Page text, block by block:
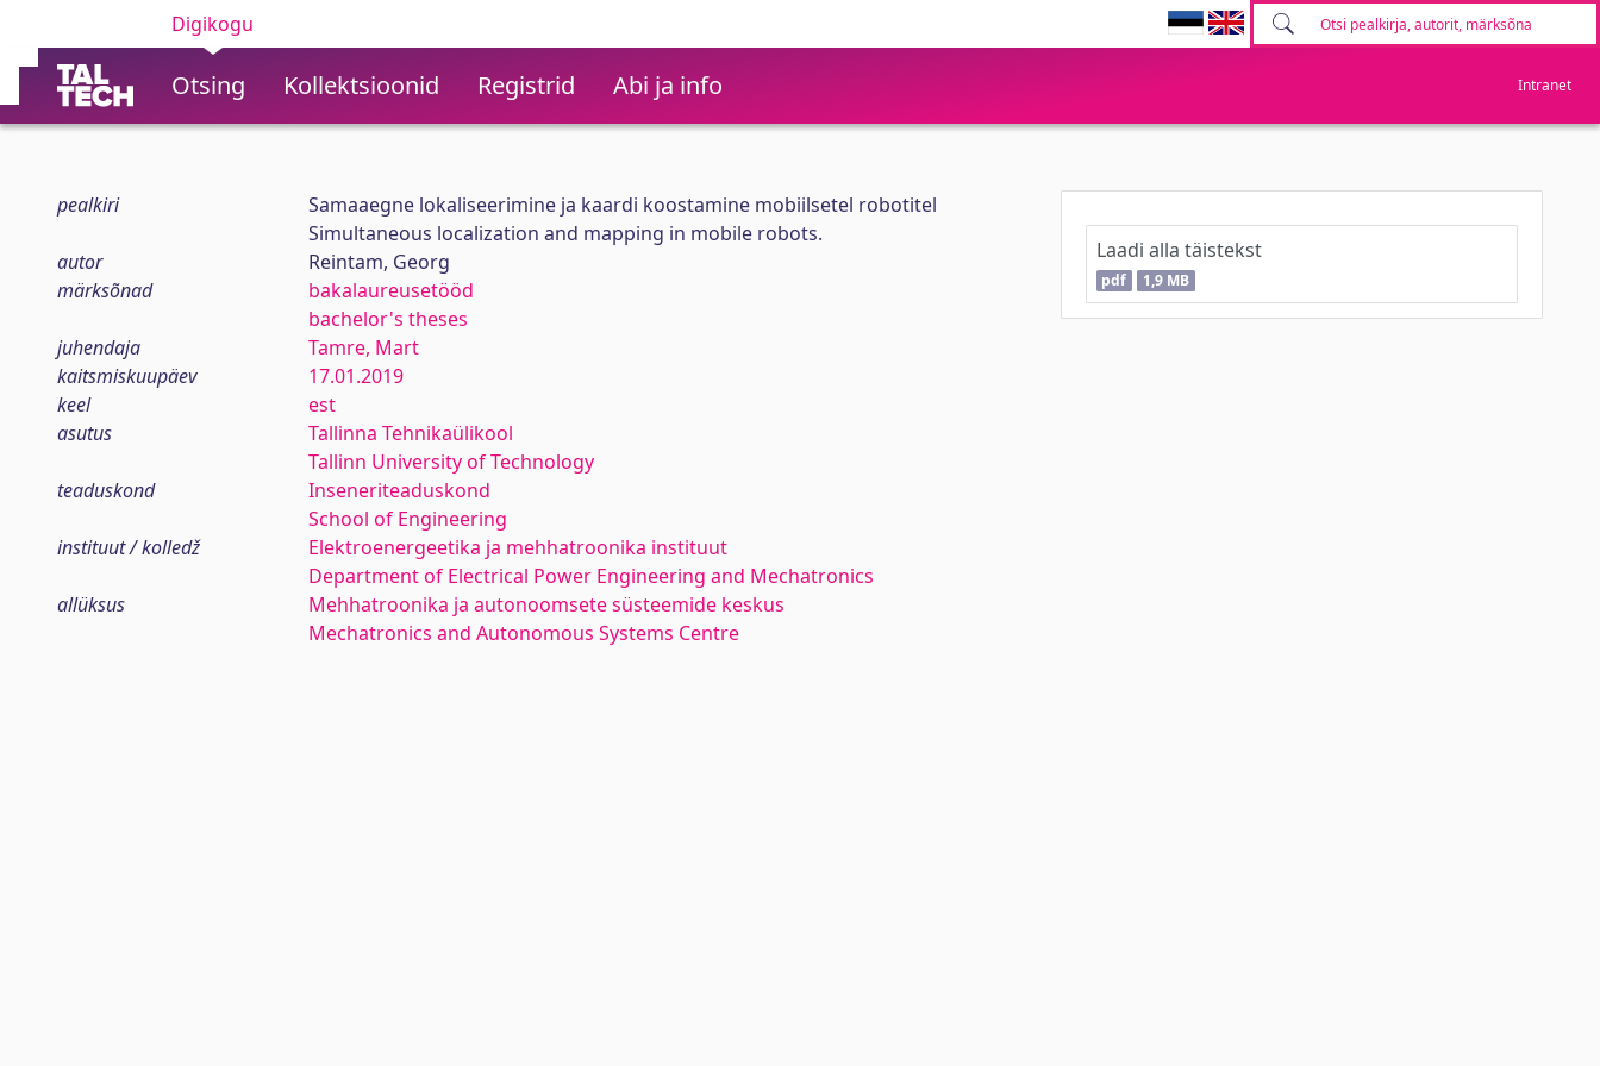
Digikogu
Otsing Kollektsioonid Registrid Abi ja info Intranet
pealkiri
Samaaegne lokaliseerimine ja kaardi koostamine mobiilsetel robotitel
Simultaneous localization and mapping in mobile robots.
autor
Reintam, Georg
märksõnad
bakalaureusetööd
bachelor's theses
juhendaja
Tamre, Mart
kaitsmiskuupäev
17.01.2019
keel
est
asutus
Tallinna Tehnikaülikool
Tallinn University of Technology
teaduskond
Inseneriteaduskond
School of Engineering
instituut / kolledž
Elektroenergeetika ja mehhatroonika instituut
Department of Electrical Power Engineering and Mechatronics
allüksus
Mehhatroonika ja autonoomsete süsteemide keskus
Mechatronics and Autonomous Systems Centre
Laadi alla täistekst
pdf 1,9 MB